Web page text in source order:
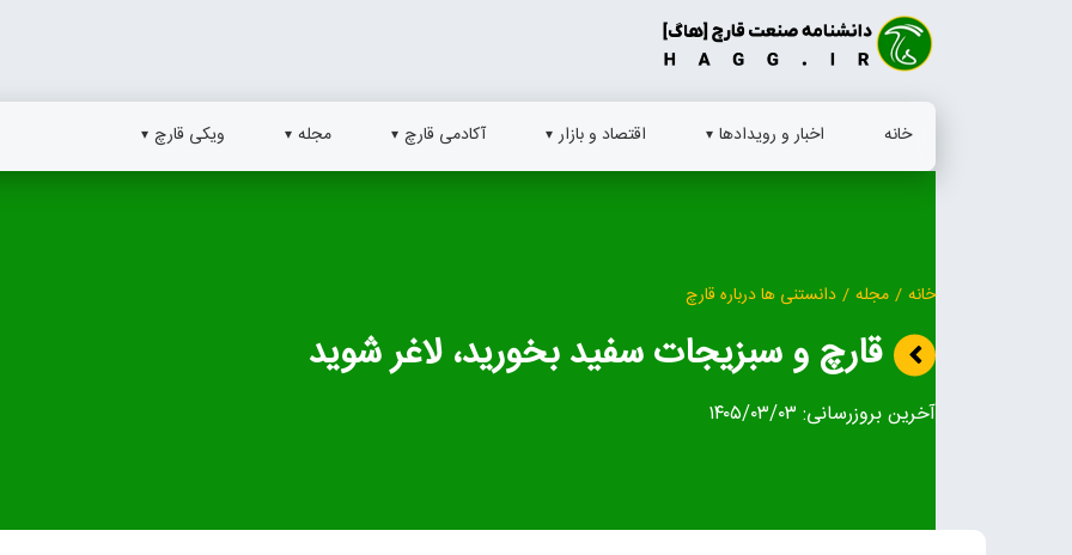
خانه اخبار و رویدادها اقتصاد و بازار آکادمی قارچ مجله ویکی قارچ
خانه / مجله / دانستنی ها درباره قارچ
قارچ و سبزیجات سفید بخورید، لاغر شوید
آخرین بروزرسانی: ۱۴۰۵/۰۳/۰۳